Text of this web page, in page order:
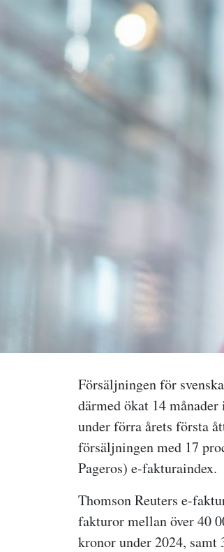
Försäljningen för
därmed ökat 14
under förra årets första
försäljningen med 17
Pageros) e-fakturaindex.
Thomson Reuters e-
fakturor mellan över 40
kronor under 2024,